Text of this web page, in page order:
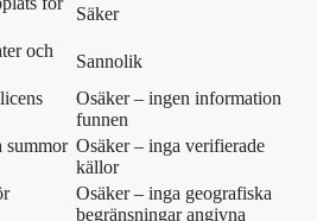
Säker
och
Sannolik
Osäker – ingen information
funnen
summor Osäker – inga verifierade
källor
Osäker – inga geografiska
begränsningar angivna